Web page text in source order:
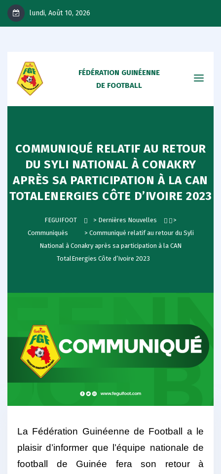
lundi, Août 10, 2026
FÉDÉRATION GUINÉENNE
DE FOOTBALL
COMMUNIQUÉ RELATIF AU RETOUR
DU SYLI NATIONAL À CONAKRY
APRÈS SA PARTICIPATION À LA CAN
TOTALENERGIES CÔTE D’IVOIRE 2023
FEGUIFOOT > Dernières Nouvelles
>
Communiqués
> Communiqué relatif au retour du Syli
National à Conakry après sa participation à la CAN
TotalEnergies Côte d’Ivoire 2023
La Fédération Guinéenne de Football a le
plaisir d’informer que l’équipe nationale de
football de Guinée fera son retour à